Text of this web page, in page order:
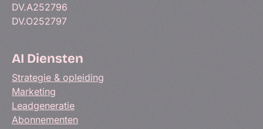
DV.A252796
DV.O252797
AI Diensten
Strategie & opleiding
Marketing
Leadgeneratie
Abonnementen